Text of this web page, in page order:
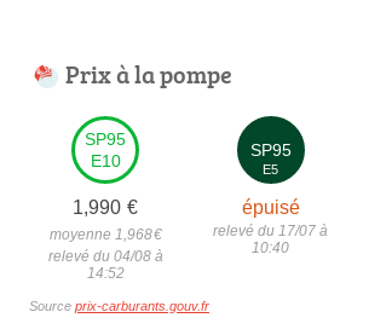
Prix à la pompe
SP95
E10
1,990 €
moyenne 1,968€
relevé du 04/08 à
14:52
SP95
E5
épuisé
relevé du 17/07 à
10:40
Source prix-carburants.gouv.fr